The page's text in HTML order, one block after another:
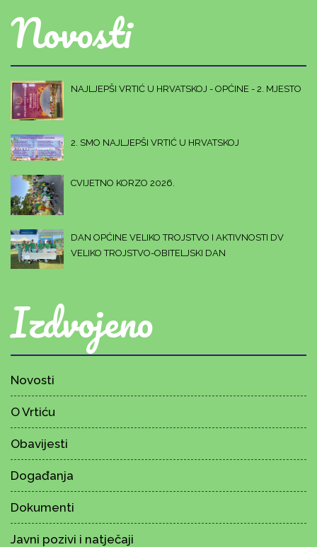
Novosti
NAJLJEPŠI VRTIĆ U HRVATSKOJ - OPĆINE - 2. MJESTO
2. SMO NAJLJEPŠI VRTIĆ U HRVATSKOJ
CVIJETNO KORZO 2026.
DAN OPĆINE VELIKO TROJSTVO I AKTIVNOSTI DV
VELIKO TROJSTVO-OBITELJSKI DAN
Izdvojeno
Novosti
O Vrtiću
Obavijesti
Događanja
Dokumenti
Javni pozivi i natječaji